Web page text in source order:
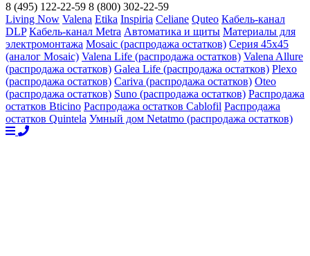
8 (495) 122-22-59 8 (800) 302-22-59
Living Now Valena Etika Inspiria Celiane Quteo Кабель-канал
DLP Кабель-канал Metra Автоматика и щиты Материалы для
электромонтажа Mosaic (распродажа остатков) Серия 45х45
(аналог Mosaic) Valena Life (распродажа остатков) Valena Allure
(распродажа остатков) Galea Life (распродажа остатков) Plexo
(распродажа остатков) Cariva (распродажа остатков) Oteo
(распродажа остатков) Suno (распродажа остатков) Распродажа
остатков Bticino Распродажа остатков Cablofil Распродажа
остатков Quintela Умный дом Netatmo (распродажа остатков)